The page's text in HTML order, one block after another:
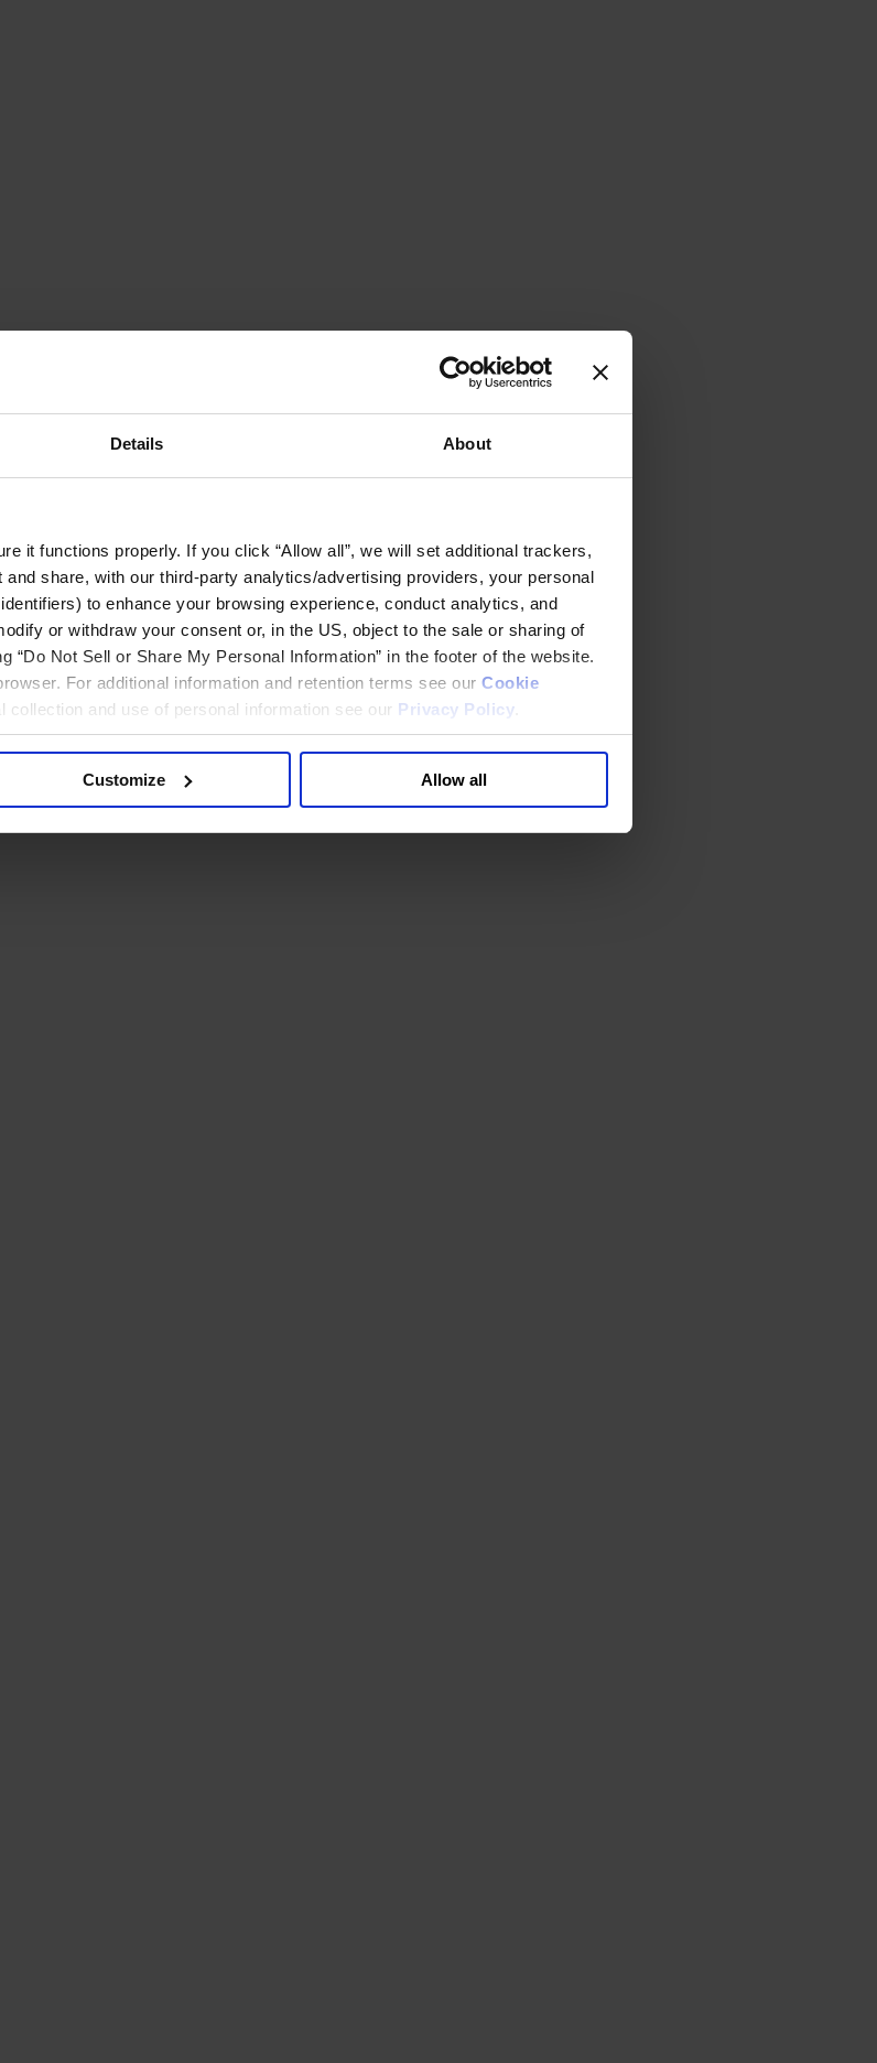
Details About
it functions properly. If you click “Allow all”, we will set additional trackers,
share, with our third-party analytics/advertising providers, your personal
to enhance your browsing experience, conduct analytics, and
or withdraw your consent or, in the US, object to the sale or sharing of
“Do Not Sell or Share My Personal Information” in the footer of the website.
For additional information and retention terms see our Cookie
collection and use of personal information see our Privacy Policy
Customize Allow all